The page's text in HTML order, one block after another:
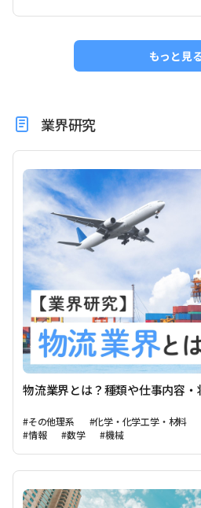
もっと見
業界研究
物流業界とは？種類や仕事内容・
#その他理系 #化学・化学工学・材料
#情報
#数学 #機械